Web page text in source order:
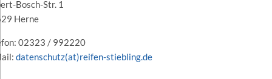
Bosch-Str. 1
Herne
02323 / 992220
datenschutz(at)reifen-stiebling.de